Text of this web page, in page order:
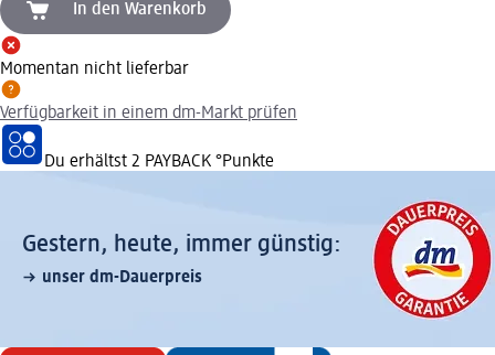
In den Warenkorb
Momentan nicht lieferbar
Verfügbarkeit in einem dm-Markt prüfen
Du erhältst 2 PAYBACK °Punkte
Gestern, heute, immer günstig:
unser dm-Dauerpreis